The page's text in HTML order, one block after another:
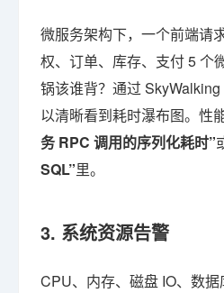
微服务架构下，一个前端请
权、订单、库存、支付 5 个
锅该谁背？通过 SkyWalking
以清晰看到耗时瀑布图。性
务 RPC 调用的序列化耗时”
SQL”里。
3. 系统资源告警
CPU、内存、磁盘 IO、数